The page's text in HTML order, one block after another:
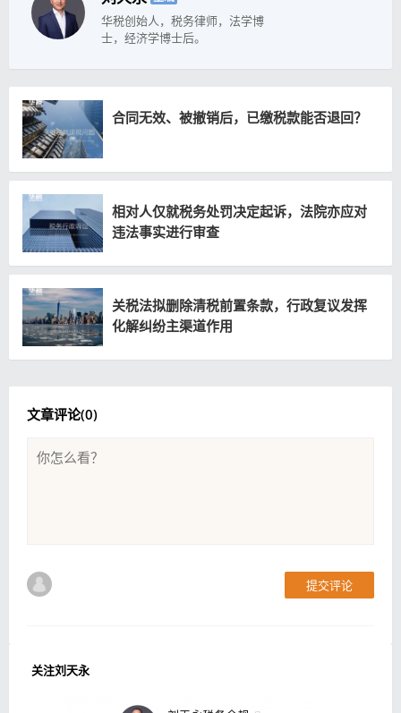
华税创始人，税务律师，法学博
士，经济学博士后。
合同无效、被撤销后，已缴税款能否退回？
相对人仅就税务处罚决定起诉，法院亦应对
违法事实进行审查
关税法拟删除清税前置条款，行政复议发挥
化解纠纷主渠道作用
文章评论(0)
提交评论
关注刘天永